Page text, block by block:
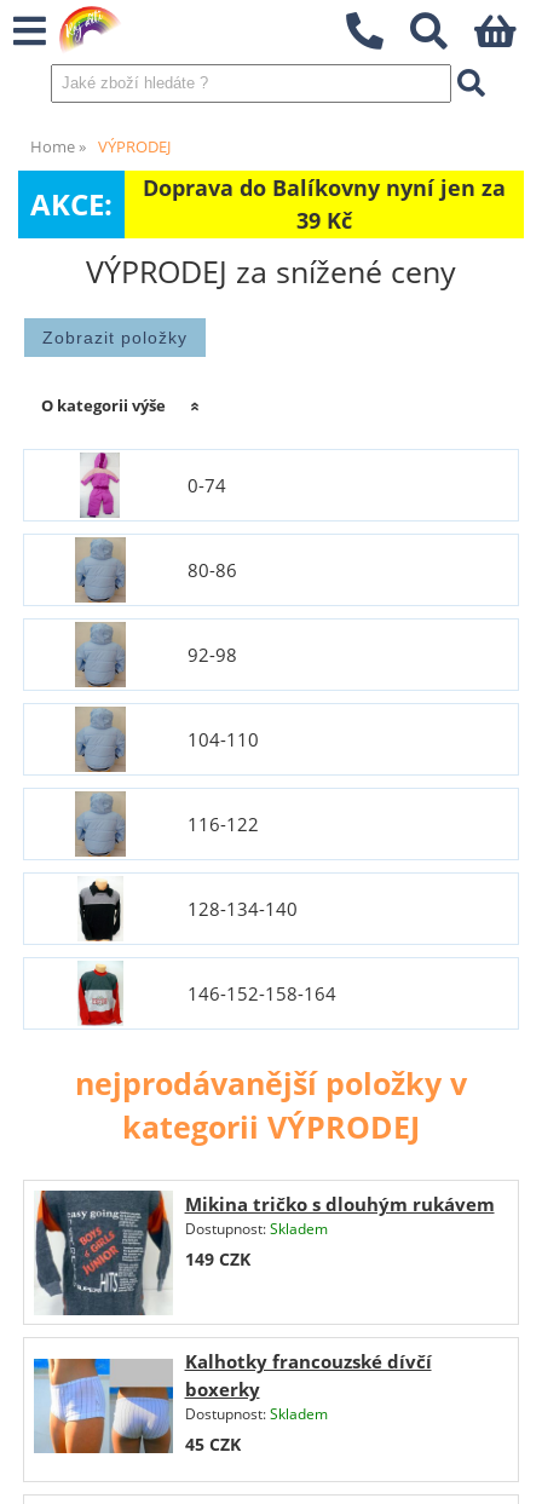
Home VÝPRODEJ
AKCE:
Doprava do Balíkovny nyní jen za
39 Kč
VÝPRODEJ za snížené ceny
O kategorii výše
0-74
80-86
92-98
104-110
116-122
128-134-140
146-152-158-164
nejprodávanější položky v
kategorii VÝPRODEJ
Mikina tričko s dlouhým rukávem
Dostupnost:Skladem
149 CZK
Kalhotky francouzské dívčí
boxerky
Dostupnost:Skladem
45 CZK